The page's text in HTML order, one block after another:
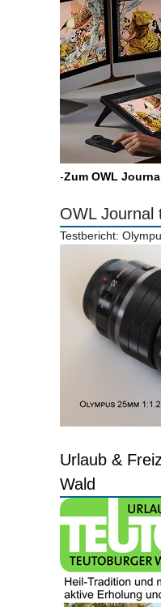
-Zum OWL
OWL Journal
Testbericht:
Urlaub &
Wald